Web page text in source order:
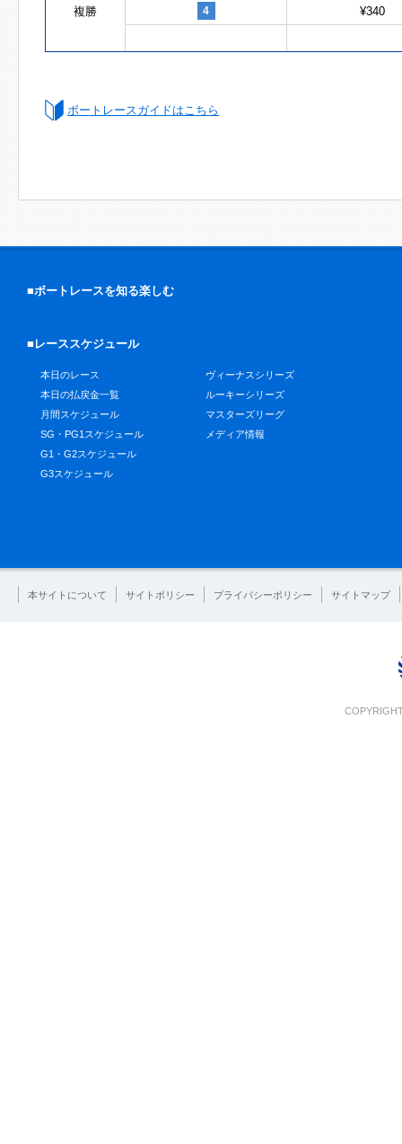
複勝 4 ¥340
ボートレースガイドはこちら
■ボートレースを知る楽しむ
■レーススケジュール
本日のレース
本日の払戻金一覧
月間スケジュール
SG・PG1スケジュール
G1・G2スケジュール
G3スケジュール
ヴィーナスシリーズ
ルーキーシリーズ
マスターズリーグ
メディア情報
本サイトについて サイトポリシー プライバシーポリシー サイトマップ